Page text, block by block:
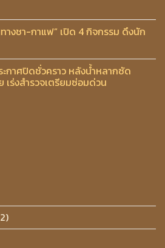
างชา-กาแฟ” เปิด 4 กิจกรรม ดึงนัก
กาศปิดชั่วคราว หลังน้ำหลากซัด
เร่งสำรวจเตรียมซ่อมด่วน